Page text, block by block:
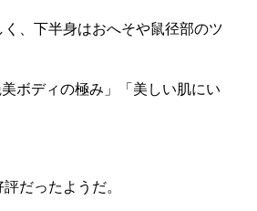
、下半身はおへそや鼠径部のツ
ボディの極み」「美しい肌にい
だったようだ。